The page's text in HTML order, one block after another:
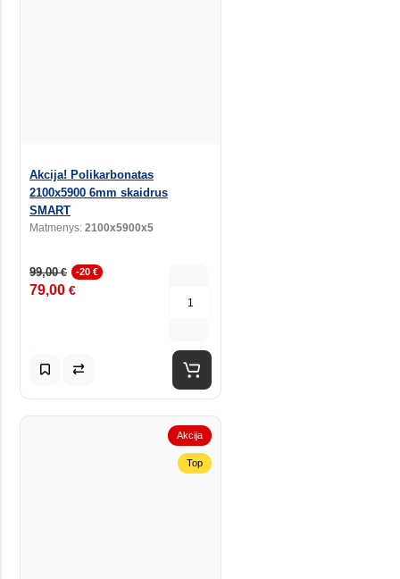
Akcija! Polikarbonatas
2100x5900 6mm skaidrus
SMART
Matmenys: 2100x5900x5
99,00€ -20 €
79,00 €
Akcija
Top